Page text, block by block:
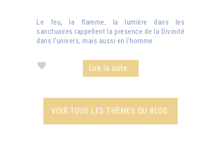
Le feu, la flamme, la lumière dans les
sanctuaires rappellent la présence de la Divinité
dans l'univers, mais aussi en l'homme.
Lire la suite...
VOIR TOUS LES THÈMES DU BLOG